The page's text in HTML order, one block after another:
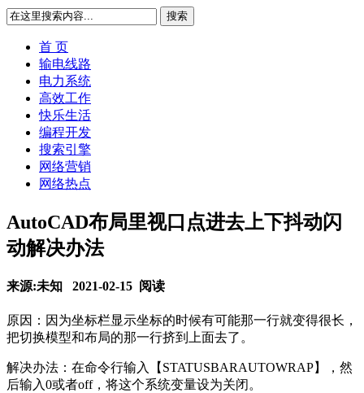
搜索
首 页
输电线路
电力系统
高效工作
快乐生活
编程开发
搜索引擎
网络营销
网络热点
AutoCAD布局里视口点进去上下抖动闪
动解决办法
来源:未知 2021-02-15 阅读
原因：因为坐标栏显示坐标的时候有可能那一行就变得很长，
把切换模型和布局的那一行挤到上面去了。
解决办法：在命令行输入【STATUSBARAUTOWRAP】，然
后输入0或者off，将这个系统变量设为关闭。